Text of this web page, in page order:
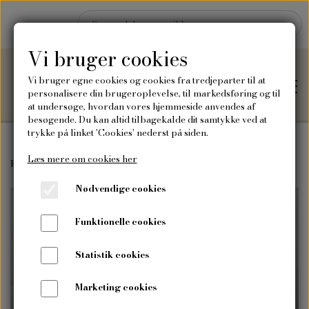
Hjem
Blog
Om mig
Forside Tilbehør 10 Frøposer i genbrugspapir
Vi bruger cookies
Vi bruger egne cookies og cookies fra tredjeparter til at
personalisere din brugeroplevelse, til markedsføring og til
at undersøge, hvordan vores hjemmeside anvendes af
besøgende. Du kan altid tilbagekalde dit samtykke ved at
trykke på linket 'Cookies' nederst på siden.
Læs mere om cookies her
Nødvendige cookies
Funktionelle cookies
Statistik cookies
Marketing cookies